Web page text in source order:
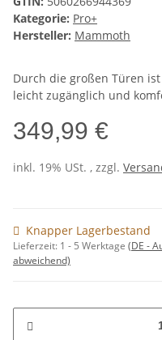
Kategorie: Pro+
Hersteller: Mammoth
Durch die großen Türen
leicht zugänglich und
349,99 €
inkl. 19% USt. , zzgl.
Knapper Lagerbestand
Lieferzeit: 1 - 5 Werktage (DE -
abweichend)